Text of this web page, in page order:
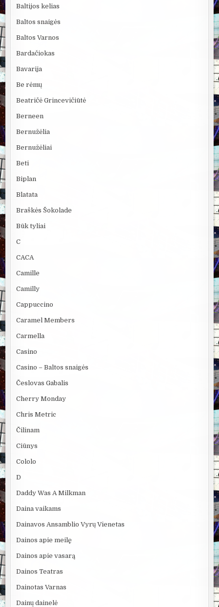
Baltijos kelias
Baltos snaigės
Baltos Varnos
Bardačiokas
Bavarija
Be rėmų
Beatričė Grincevičiūtė
Berneen
Bernužėlia
Bernužėliai
Beti
Biplan
Blatata
Braškės Šokolade
Būk tyliai
C
CACA
Camille
Camilly
Cappuccino
Caramel Members
Carmella
Casino
Casino – Baltos snaigės
Česlovas Gabalis
Cherry Monday
Chris Metric
Čilinam
Ciūnys
Cololo
D
Daddy Was A Milkman
Daina vaikams
Dainavos Ansamblio Vyrų Vienetas
Dainos apie meilę
Dainos apie vasarą
Dainos Teatras
Dainotas Varnas
Dainų dainelė